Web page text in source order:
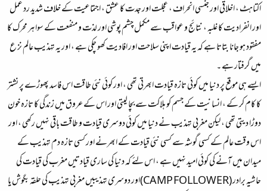
اکتاہٹ ، اخلاقی اور جنسی انحراف ، عجلت اور جدت کا عشق ، اجتماعیت کے خلاف شدید رد عمل
اور انفرادیت کا غلبہ ، نتائج و عواقب سے مکمل چشم پوشی اور لذت و منفعت کے سوا ہر محرک کا
مفقود ہو جانا بتاتا ہے کہ یہ قیادت اپنی سلاحت اور افادیت کھو چکی ہے ، اور یہ تہذیب عالم نز ع
میں گرفتار ہے ۔
ایسے ہی موقع پر دنیا میں کوئی تازہ قیادت ابھرتی تھی ، اور کوئی نئی طاقت اس فاسد پھوڑے پر نشتر
کا کام کر کے ، انسانیت کے جسم کو ہلاکت سے بچا لیتی اور اس کے عروق میں زندگی کا تازہ خون
دوڑا دیتی تھی ، لیکن مغربی تہذیب نے دنیا میں کوئی دوسری قیادت و طاقت باقی نہیں رکھی ، اور
اس وقت عالم کے کسی گوشہ سے کسی نئی قیادت کے ابھرنے اور کسی تازہ دم تہذیب کے
میدان میں آنے کی کوئی امید نہیں ہے ، اس لئے کہ دنیا کی ساری قیادتیں مغرب کی قیادت کی
حاشیہ برادر (CAMP FOLLOWER)اور دوسری تہذیبیں مغربی تہذیب کی حلقہ بگوش یا